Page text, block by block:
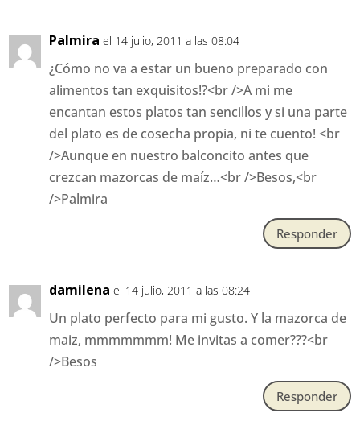
Palmira el 14 julio, 2011 a las 08:04
¿Cómo no va a estar un bueno preparado con
alimentos tan exquisitos!?<br />A mi me
encantan estos platos tan sencillos y si una parte
del plato es de cosecha propia, ni te cuento! <br
/>Aunque en nuestro balconcito antes que
crezcan mazorcas de maíz…<br />Besos,<br
/>Palmira
Responder
damilena el 14 julio, 2011 a las 08:24
Un plato perfecto para mi gusto. Y la mazorca de
maiz, mmmmmmm! Me invitas a comer???<br
/>Besos
Responder